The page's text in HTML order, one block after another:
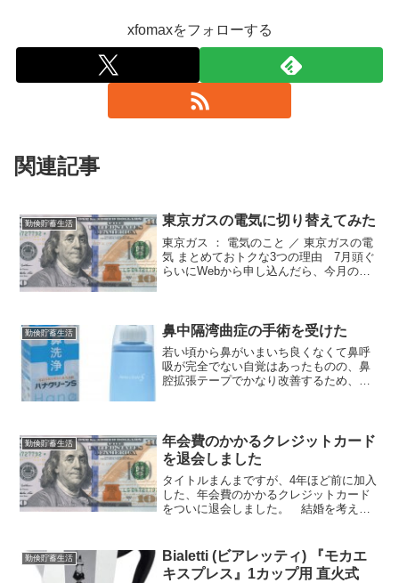
xfomaxをフォローする
関連記事
勤倹貯蓄生活 東京ガスの電気に切り替えてみた
東京ガス ： 電気のこと ／ 東京ガスの電
気 まとめておトクな3つの理由 7月頭ぐ
らいにWebから申し込んだら、今月の検
ともできる工事...
勤倹貯蓄生活 鼻中隔湾曲症の手術を受けた
若い頃から鼻がいまいち良くなくて鼻呼
吸が完全でない自覚はあったものの、鼻
腔拡張テープでかなり改善するため、何
はあるだろうと、検査を経て...
勤倹貯蓄生活
年会費のかかるクレジットカード
を退会しました
タイトルまんまですが、4年ほど前に加入
した、年会費のかかるクレジットカード
をついに退会しました。 結婚を考え始
見栄のために無駄に年会費を払っただけ
に終わりました。 引っ...
勤倹貯蓄生活
Bialetti (ビアレッティ) 『モカエ
キスプレス』1カップ用 直火式